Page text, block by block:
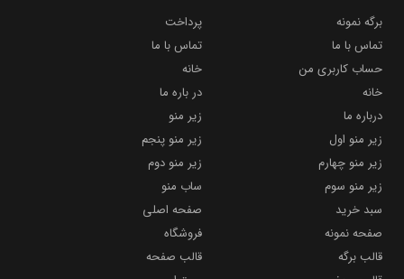
برگه نمونه
پرداخت
تماس با ما
تماس با ما
حساب کاربری من
خانه
خانه
در باره ما
درباره ما
زیر منو
زیر منو اول
زیر منو پنجم
زیر منو چهارم
زیر منو دوم
زیر منو سوم
ساب منو
سبد خرید
صفحه اصلی
صفحه نمونه
فروشگاه
قالب برگه
قالب صفحه